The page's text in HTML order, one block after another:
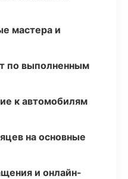
мастера и
по выполненным
к автомобилям
на основные
и онлайн-